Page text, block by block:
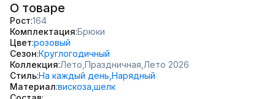
О товаре
Рост 164
Комплектация Брюки
Цвет розовый
Сезон Круглогодичный
Коллекция Лето, Праздничная, Лето 2026
СтильНа каждый день, Нарядный
Материал вискоза, шелк